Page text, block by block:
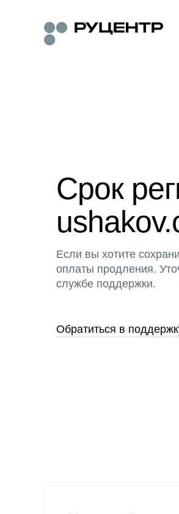
Срок
Если вы хотите
оплаты продления.
службе поддержки.
Обратиться в